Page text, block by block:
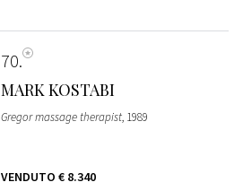
70
MARK KOSTABI
Gregor massage therapist, 1989
VENDUTO € 8.340